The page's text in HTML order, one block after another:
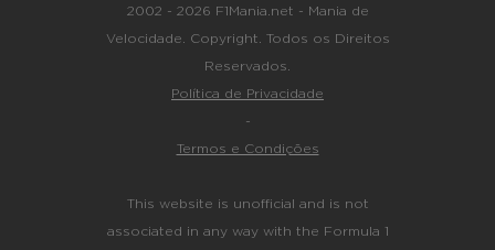
2002 - 2026 F1Mania.net - Mania de
Velocidade. Copyright. Todos os Direitos
Reservados.
Política de Privacidade
-
Termos e Condições
This website is unofficial and is not
associated in any way with the Formula 1